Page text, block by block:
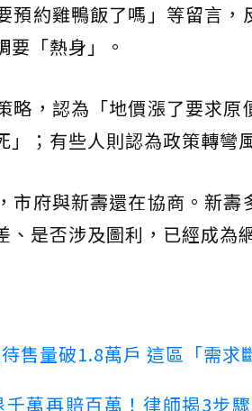
預約雞鴨飯了嗎」等留言
「熱身」。
略，認為「地價漲了要求原
」；有些人則認為政策轉彎
市府與新壽還在協商。新
是否涉及圖利，已經成為
售量破1.8萬戶 這區「需求
萬再賠百萬！律師揭3步